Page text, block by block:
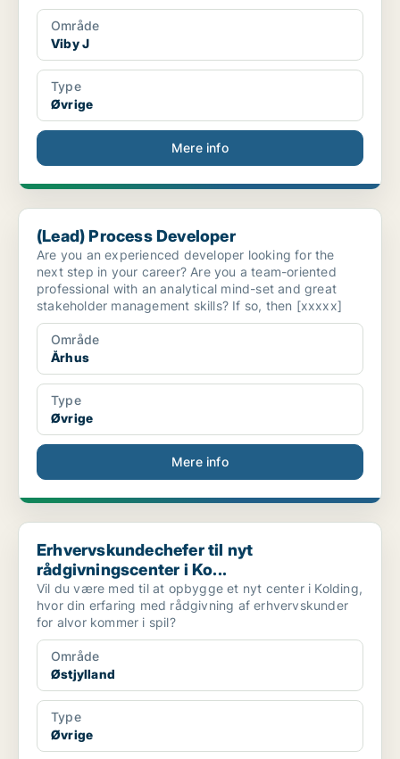
Område
Viby J
Type
Øvrige
Mere info
(Lead) Process Developer
(Lead) Process Developer
Are you an experienced developer looking for the
next step in your career? Are you a team-oriented
professional with an analytical mind-set and great
stakeholder management skills? If so, then [xxxxx]
Område
Århus
Type
Øvrige
Mere info
Erhvervskundechefer til nyt rådgivningscenter i Ko...
Erhvervskundechefer til nyt
rådgivningscenter i Ko...
Vil du være med til at opbygge et nyt center i Kolding,
hvor din erfaring med rådgivning af erhvervskunder
for alvor kommer i spil?
Område
Østjylland
Type
Øvrige